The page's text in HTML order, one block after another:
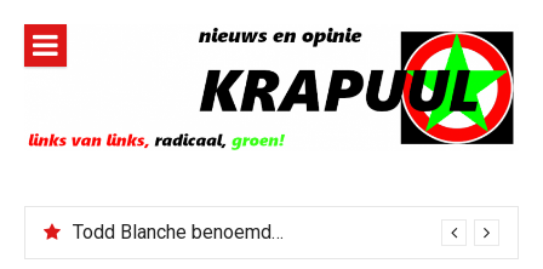
inhoud
Todd Blanche benoemd tot Attorney General